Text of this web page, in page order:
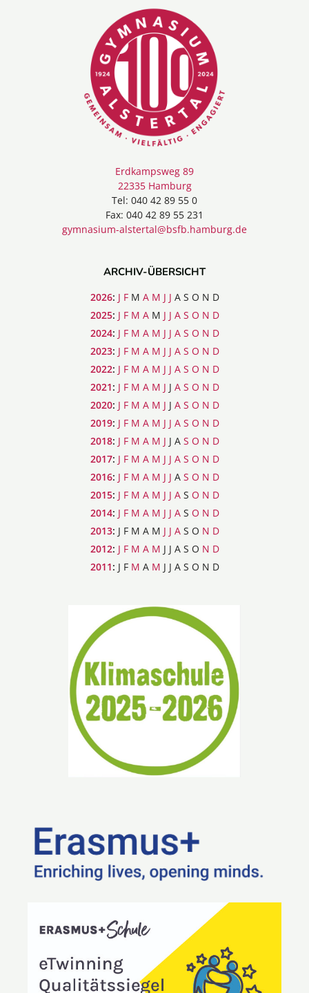
Erdkampsweg 89
22335 Hamburg
Tel: 040 42 89 55 0
Fax: 040 42 89 55 231
gymnasium-alstertal@bsfb.hamburg.de
ARCHIV-ÜBERSICHT
2026: J F M A M J J A S O N D
2025: J F M A M J J A S O N D
2024: J F M A M J J A S O N D
2023: J F M A M J J A S O N D
2022: J F M A M J J A S O N D
2021: J F M A M J J A S O N D
2020: J F M A M J J A S O N D
2019: J F M A M J J A S O N D
2018: J F M A M J J A S O N D
2017: J F M A M J J A S O N D
2016: J F M A M J J A S O N D
2015: J F M A M J J A S O N D
2014: J F M A M J J A S O N D
2013: J F M A M J J A S O N D
2012: J F M A M J J A S O N D
2011: J F M A M J J A S O N D